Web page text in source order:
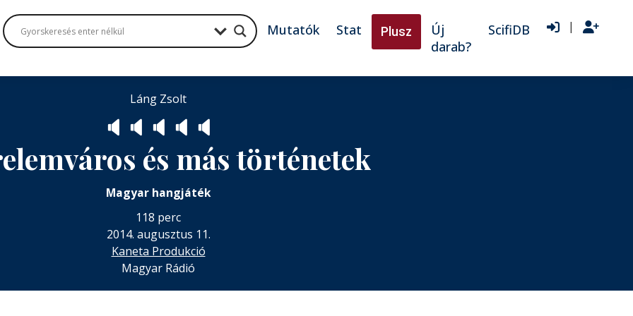
Mutatók Stat Plusz
Új
darab?
ScifiDB |
Láng Zsolt
🔈 🔈 🔈 🔈 🔈
és más történetek
Magyar hangjáték
118 perc
2014. augusztus 11.
Kaneta Produkció
Magyar Rádió